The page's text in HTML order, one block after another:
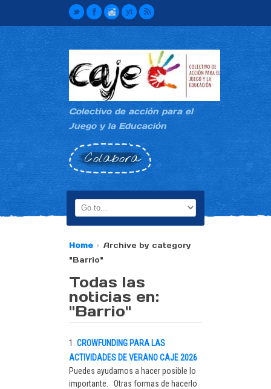
Colectivo de acción para el
Juego y la Educación
Colabora
Home
Archive by category
"Barrio"
Todas las
noticias en:
"Barrio"
CROWFUNDING PARA LAS
ACTIVIDADES DE VERANO CAJE 2026
Puedes ayudarnos a hacer posible lo
importante. Otras formas de hacerlo